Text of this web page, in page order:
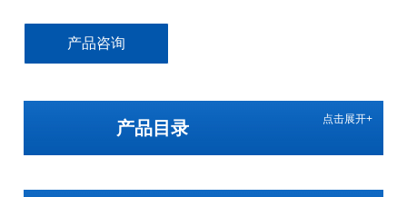
产品咨询
产品目录 点击展开+